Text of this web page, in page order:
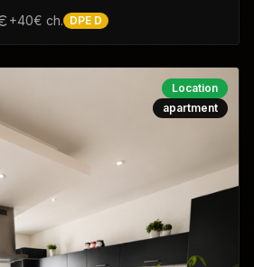
+40€ ch. DPE D
Location
apartment